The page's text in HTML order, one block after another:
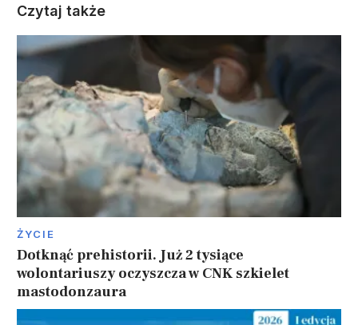
Czytaj także
ŻYCIE
Dotknąć prehistorii. Już 2 tysiące
wolontariuszy oczyszcza w CNK szkielet
mastodonzaura